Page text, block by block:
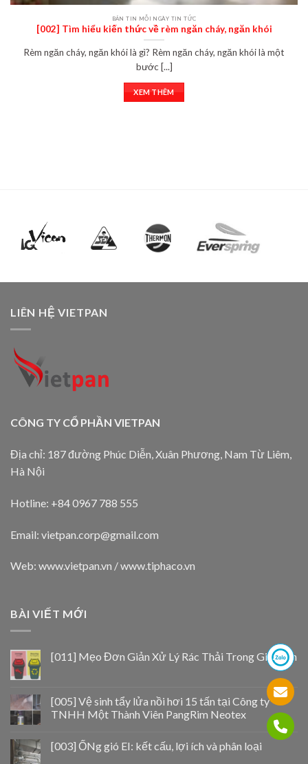
BẢN TIN MỖI NGÀY TIN TỨC
[002] Tìm hiểu kiến thức về rèm ngăn cháy, ngăn khói
Rèm ngăn cháy, ngăn khói là gì? Rèm ngăn cháy, ngăn khói là một
bước [...]
XEM THÊM
LIÊN HỆ VIETPAN
CÔNG TY CỔ PHẦN VIETPAN
Địa chỉ: 187 đường Phúc Diễn, Xuân Phương, Nam Từ Liêm,
Hà Nội
Hotline: +84 0967 788 555
Email: vietpan.corp@gmail.com
Web: www.vietpan.vn / www.tiphaco.vn
BÀI VIẾT MỚI
[011] Mẹo Đơn Giản Xử Lý Rác Thải Trong Gia Đình
[005] Vệ sinh tẩy lửa nồi hơi 15 tấn tại Công ty
TNHH Một Thành Viên PangRim Neotex
[003] ỐNg gió EI: kết cấu, lợi ích và phân loại